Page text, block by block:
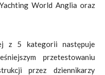
World Anglia oraz
z 5 kategorii następuje
przetestowaniu
przez dziennikarzy